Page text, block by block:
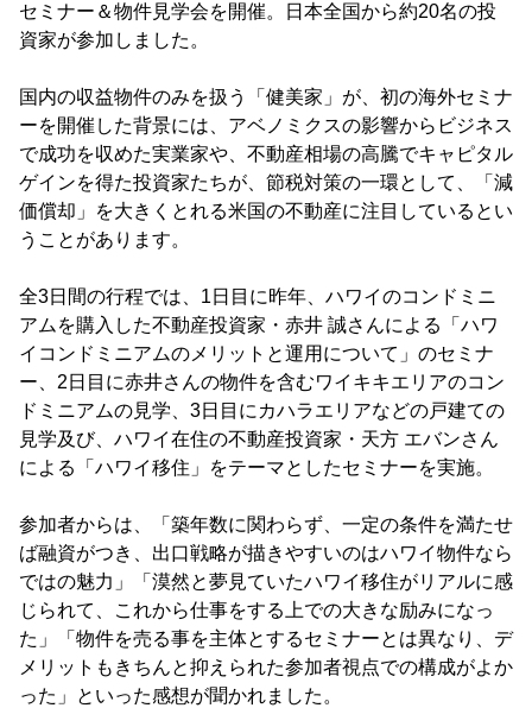
セミナー＆物件見学会を開催。日本全国から約20名の投
資家が参加しました。
国内の収益物件のみを扱う「健美家」が、初の海外セミナ
ーを開催した背景には、アベノミクスの影響からビジネス
で成功を収めた実業家や、不動産相場の高騰でキャピタル
ゲインを得た投資家たちが、節税対策の一環として、「減
価償却」を大きくとれる米国の不動産に注目しているとい
うことがあります。
全3日間の行程では、1日目に昨年、ハワイのコンドミニ
アムを購入した不動産投資家・赤井 誠さんによる「ハワ
イコンドミニアムのメリットと運用について」のセミナ
ー、2日目に赤井さんの物件を含むワイキキエリアのコン
ドミニアムの見学、3日目にカハラエリアなどの戸建ての
見学及び、ハワイ在住の不動産投資家・天方 エバンさん
による「ハワイ移住」をテーマとしたセミナーを実施。
参加者からは、「築年数に関わらず、一定の条件を満たせ
ば融資がつき、出口戦略が描きやすいのはハワイ物件なら
ではの魅力」「漠然と夢見ていたハワイ移住がリアルに感
じられて、これから仕事をする上での大きな励みになっ
た」「物件を売る事を主体とするセミナーとは異なり、デ
メリットもきちんと抑えられた参加者視点での構成がよか
った」といった感想が聞かれました。